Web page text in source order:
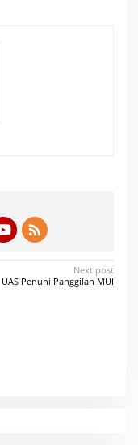
Next post
UAS Penuhi Panggilan MUI